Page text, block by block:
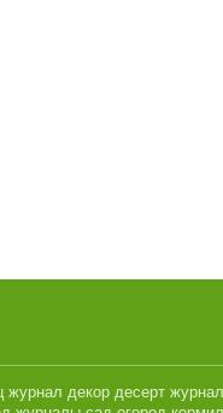
журнал декор десерт